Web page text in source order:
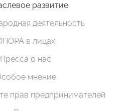
развитие
деятельность
в лицах
Пресса о нас
мнение
прав предпринимателей